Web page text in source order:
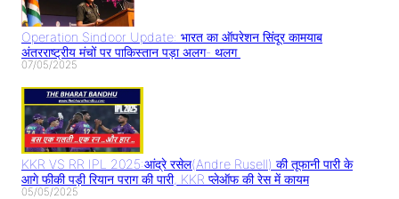
Operation Sindoor Update: भारत का ऑपरेशन सिंदूर कामयाब
अंतरराष्ट्रीय मंचों पर पाकिस्तान पड़ा अलग- थलग
07/05/2025
KKR VS RR IPL 2025:आंद्रे रसेल(Andre Rusell) की तूफानी पारी के
आगे फीकी पड़ी रियान पराग की पारी, KKR प्लेऑफ की रेस में कायम
05/05/2025